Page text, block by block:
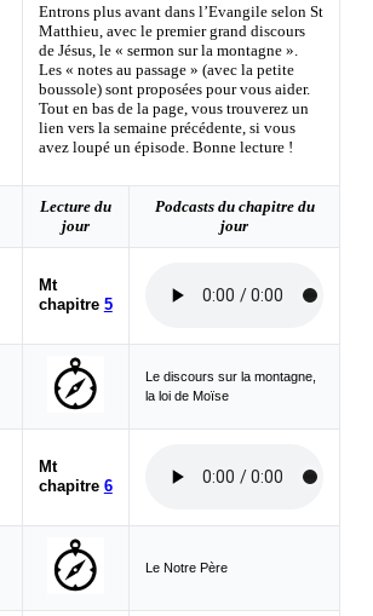
Entrons plus avant dans l’Evangile selon St
Matthieu, avec le premier grand discours
de Jésus, le « sermon sur la montagne ».
Les « notes au passage » (avec la petite
boussole) sont proposées pour vous aider.
Tout en bas de la page, vous trouverez un
lien vers la semaine précédente, si vous
avez loupé un épisode. Bonne lecture !
Lecture du
jour
Podcasts du chapitre du
jour
Mt
chapitre 5
Le discours sur la montagne,
la loi de Moïse
Mt
chapitre 6
Le Notre Père